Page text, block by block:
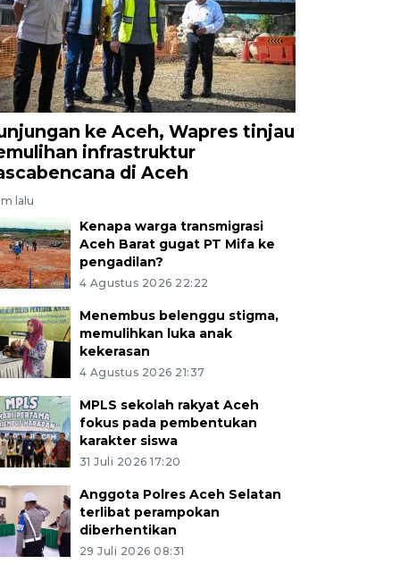
ke Aceh, Wapres tinjau
infrastruktur
di Aceh
lalu
Kenapa warga transmigrasi
Aceh Barat gugat PT Mifa ke
pengadilan?
4 Agustus 2026 22:22
Menembus belenggu stigma,
memulihkan luka anak
kekerasan
4 Agustus 2026 21:37
MPLS sekolah rakyat Aceh
fokus pada pembentukan
karakter siswa
31 Juli 2026 17:20
Anggota Polres Aceh Selatan
terlibat perampokan
diberhentikan
29 Juli 2026 08:31